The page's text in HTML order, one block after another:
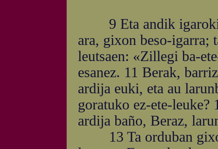
9 Eta andik igaroki,
ara, gixon beso-igarra;
leutsaen: «Zillegi ba-
esanez. 11 Berak,
ardija euki, eta au
goratuko ez-ete-leuke?
ardija baño, Beraz,
13 Ta orduban